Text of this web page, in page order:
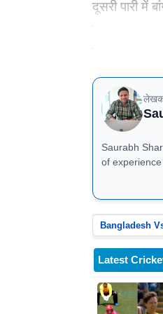
दूसरी पारी में
स्कोर लौट
रन बनाए
लेखक
Saurabh
of
Group,
Flashback,
Bangladesh
Latest